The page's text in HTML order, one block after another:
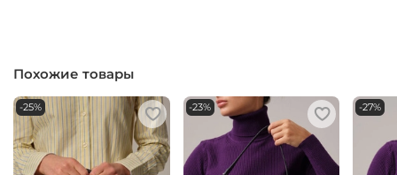
Похожие товары
-25% -23% -27%